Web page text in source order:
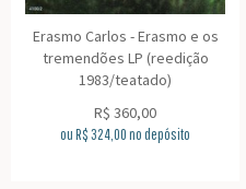
Erasmo Carlos - Erasmo e os
tremendões LP (reedição
1983/teatado)
R$ 360,00
ou R$324,00no depósito